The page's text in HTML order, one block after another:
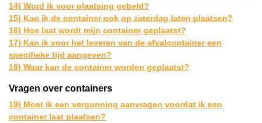
14) Word ik voor plaatsing gebeld?
15) Kan ik de container ook op zaterdag laten plaatsen?
16) Hoe laat wordt mijn container geplaatst?
17) Kan ik voor het leveren van de afvalcontainer een
specifieke tijd aangeven?
18) Waar kan de container worden geplaatst?
Vragen over containers
19) Moet ik een vergunning aanvragen voordat ik een
container laat plaatsen?